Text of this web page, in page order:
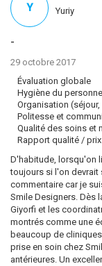
-
29 octobre 2017
Évaluation globale
Hygiène du
Organisation
Politesse et
Qualité des soins et
Rapport qualité / prix
D'habitude, lorsqu'on
toujours si l'on devrait
commentaire car je
Smile Designers. Dès
Giyorfi et les
montrés comme une
beaucoup de
prise en soin chez
antérieures. Un
Y Yuriy